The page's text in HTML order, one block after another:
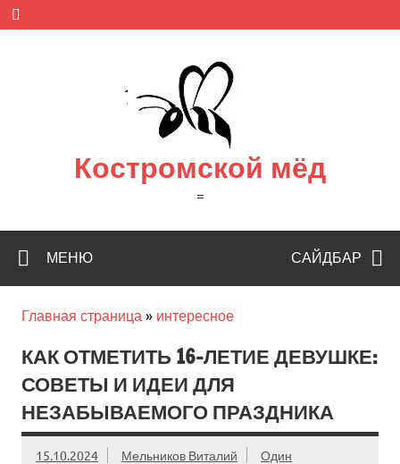
Skip
content
Костромской мёд
=
САЙДБАР
МЕНЮ
Главная страница » интересное
КАК ОТМЕТИТЬ 16-ЛЕТИЕ ДЕВУШКЕ:
СОВЕТЫ И ИДЕИ ДЛЯ
НЕЗАБЫВАЕМОГО ПРАЗДНИКА
15.10.2024 Мельников Виталий
Один